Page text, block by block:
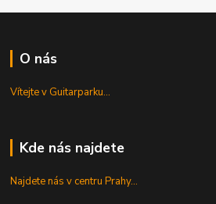
O nás
Vítejte v Guitarparku...
Kde nás najdete
Najdete nás v centru Prahy...